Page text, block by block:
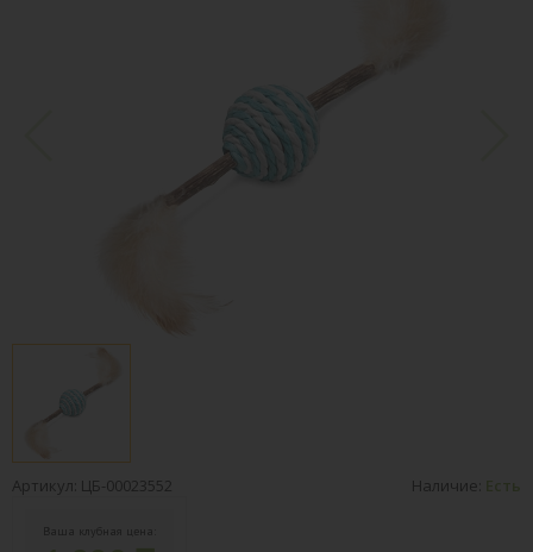
Артикул: ЦБ-00023552 Наличие: Есть
Ваша клубная цена: